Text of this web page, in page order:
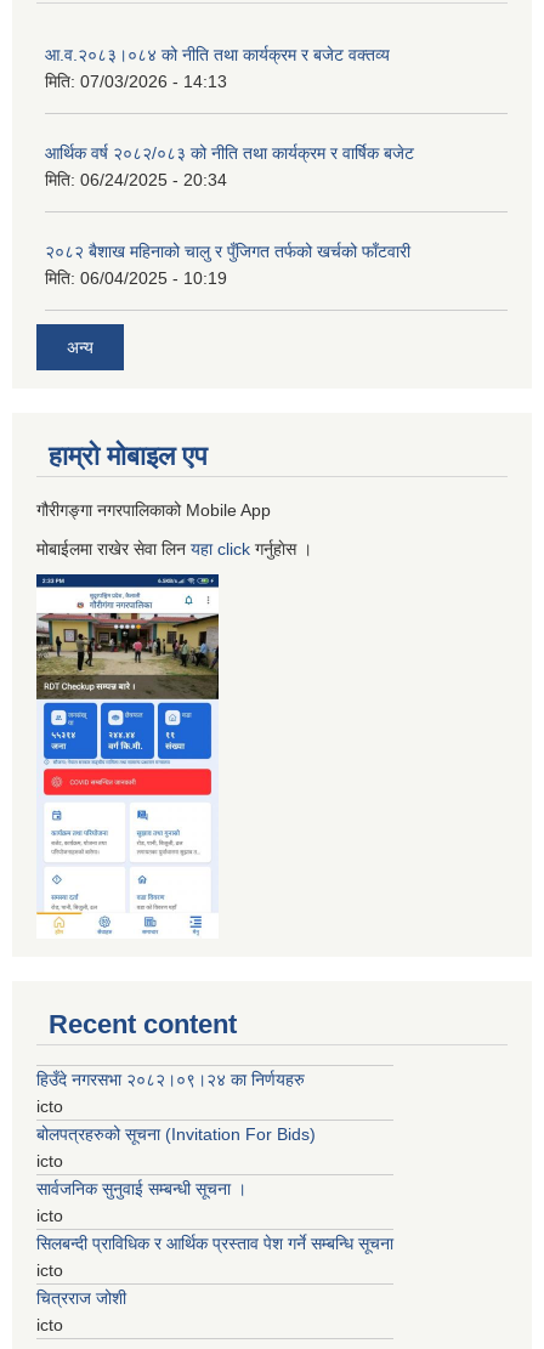
आ.व.२०८३।०८४ को नीति तथा कार्यक्रम र बजेट वक्तव्य
मिति: 07/03/2026 - 14:13
आर्थिक वर्ष २०८२/०८३ को नीति तथा कार्यक्रम र वार्षिक बजेट
मिति: 06/24/2025 - 20:34
२०८२ बैशाख महिनाको चालु र पुँजिगत तर्फको खर्चको फाँटवारी
मिति: 06/04/2025 - 10:19
अन्य
हाम्रो माेबाइल एप
गौरीगङ्गा नगरपालिकाको Mobile App
मोबाईलमा राखेर सेवा लिन यहाclick गर्नुहाेस ।
Recent content
हिउँदे नगरसभा २०८२।०९।२४ का निर्णयहरु
icto
बोलपत्रहरुको सूचना (Invitation For Bids)
icto
सार्वजनिक सुनुवाई सम्बन्धी सूचना ।
icto
सिलबन्दी प्राविधिक र आर्थिक प्रस्ताव पेश गर्ने सम्बन्धि सूचना
icto
चित्रराज जोशी
icto